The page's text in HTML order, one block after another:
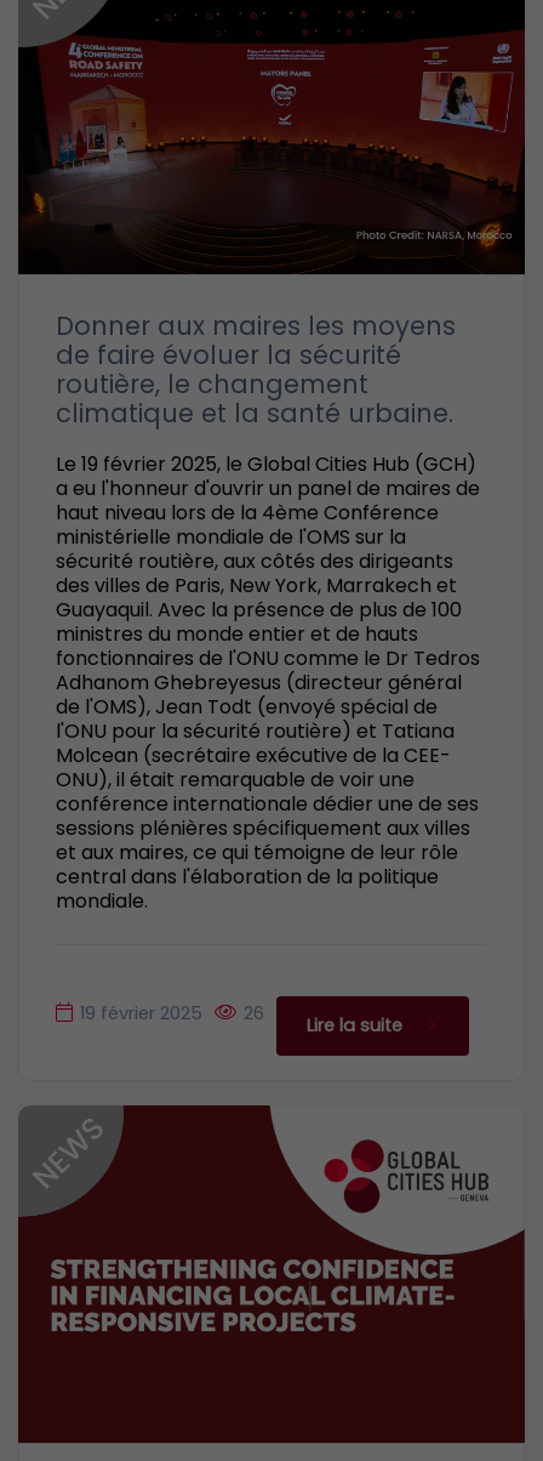
Donner aux maires les moyens
de faire évoluer la sécurité
routière, le changement
climatique et la santé urbaine.
Le 19 février 2025, le Global Cities Hub (GCH)
a eu l'honneur d'ouvrir un panel de maires de
haut niveau lors de la 4ème Conférence
ministérielle mondiale de l'OMS sur la
sécurité routière, aux côtés des dirigeants
des villes de Paris, New York, Marrakech et
Guayaquil. Avec la présence de plus de 100
ministres du monde entier et de hauts
fonctionnaires de l'ONU comme le Dr Tedros
Adhanom Ghebreyesus (directeur général
de l'OMS), Jean Todt (envoyé spécial de
l'ONU pour la sécurité routière) et Tatiana
Molcean (secrétaire exécutive de la CEE-
ONU), il était remarquable de voir une
conférence internationale dédier une de ses
sessions plénières spécifiquement aux villes
et aux maires, ce qui témoigne de leur rôle
central dans l'élaboration de la politique
mondiale.
19 février 2025 26 Lire la suite